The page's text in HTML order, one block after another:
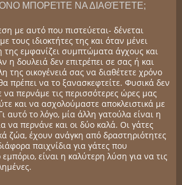
ΜΠΟΡΕΊΤΕ ΝΑ ΔΙΑΘΈΤΕΤΕ;
με αυτό που πιστεύεται- δένεται
τους ιδιοκτήτες της και όταν μένει
της εμφανίζει συμπτώματα άγχους και
η δουλειά δεν επιτρέπει σε σας ή και
της οικογένειά σας να διαθέτετε χρόνο
πρέπει να το ξανασκεφτείτε. Φυσικά δεν
να περνάμε τις περισσότερες ώρες μας
και να ασχολούμαστε αποκλειστικά με
αυτό το λόγο, μία άλλη γατούλα είναι η
να περνάνε και οι δύο καλά. Οι γάτες
ζώα, έχουν ανάγκη από δραστηριότητες
παιχνίδια για γάτες που
είναι η καλύτερη λύση για να τις